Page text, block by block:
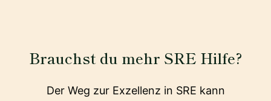
Brauchst du mehr SRE Hilfe?
Der Weg zur Exzellenz in SRE kann